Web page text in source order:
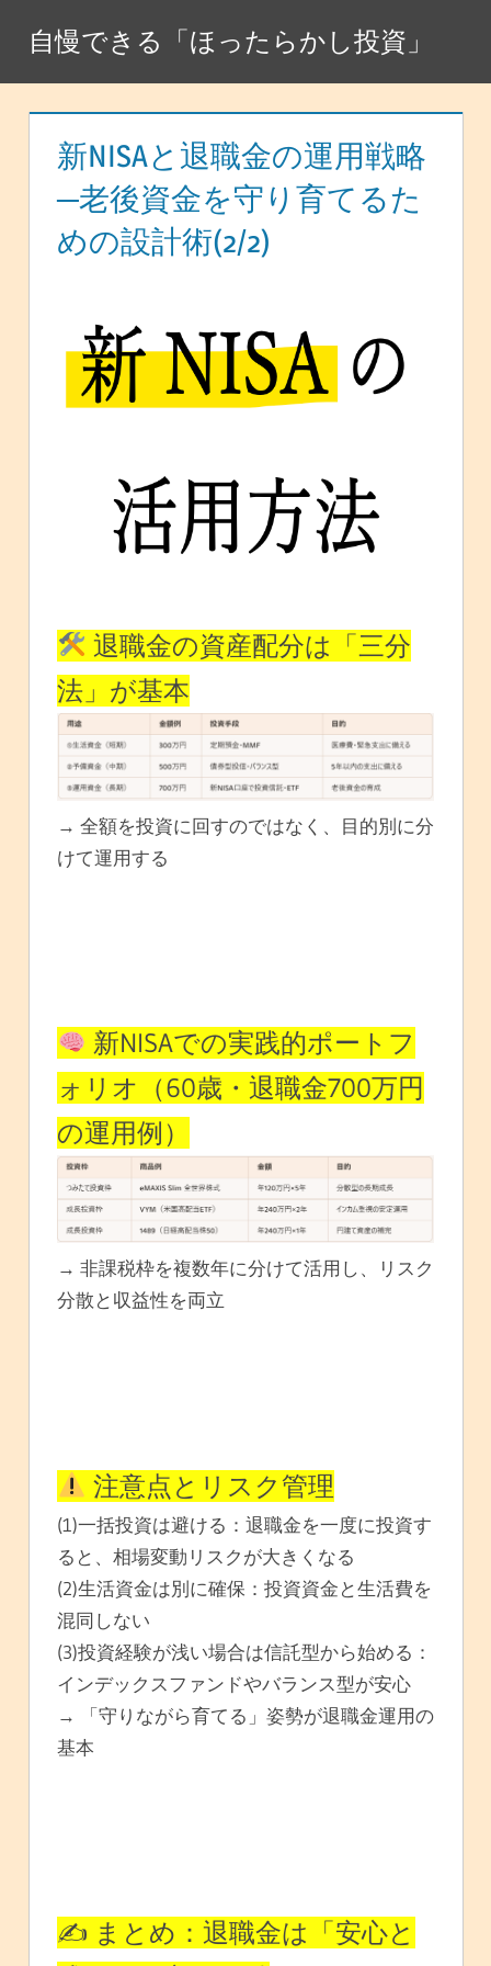
テ
自慢できる「ほったらかし投資」
新NISAと退職金の運用戦略
─老後資金を守り育てるた
めの設計術(2/2)
退職金の資産配分は「三分
法」が基本
→ 全額を投資に回すのではなく、目的別に分
けて運用する
新NISAでの実践的ポートフ
ォリオ（60歳・退職金700万円
の運用例）
→ 非課税枠を複数年に分けて活用し、リスク
分散と収益性を両立
注意点とリスク管理
(1)一括投資は避ける：退職金を一度に投資す
ると、相場変動リスクが大きくなる
(2)生活資金は別に確保：投資資金と生活費を
混同しない
(3)投資経験が浅い場合は信託型から始める：
インデックスファンドやバランス型が安心
→ 「守りながら育てる」姿勢が退職金運用の
基本
✍️ まとめ：退職金は「安心と